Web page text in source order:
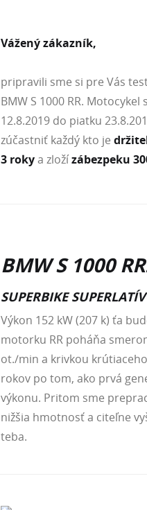
Vážený zákazník,
pripravili sme si pre Vás
BMW S 1000 RR.
12.8.2019 do piatku
zúčastniť každý kto je
3 rokya zložízábezpeku
BMW S 1000
SUPERBIKE
Výkon 152 kW (207 k) ťa
motorku RR poháňa
ot./min a krivkou
rokov po tom, ako prvá
výkonu. Pritom sme
nižšia hmotnosť a citeľne
teba.